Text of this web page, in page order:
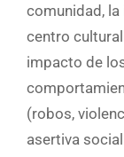
comunidad,
centro
impacto de
(robos,
asertiva